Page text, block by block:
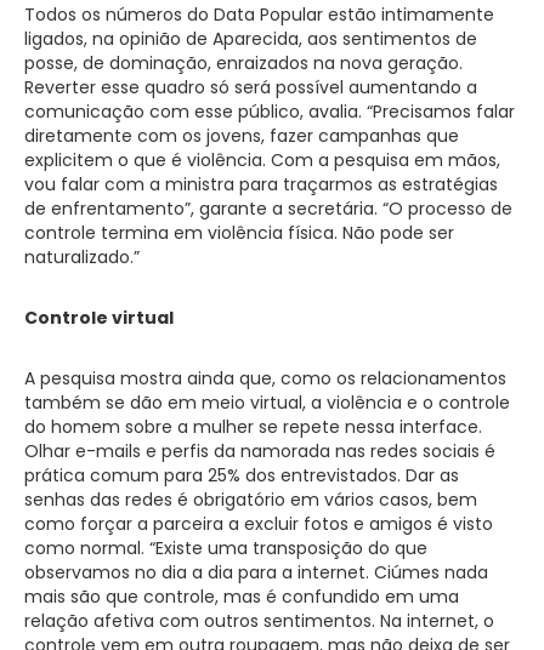
Todos os números do Data Popular estão intimamente
ligados, na opinião de Aparecida, aos sentimentos de
posse, de dominação, enraizados na nova geração.
Reverter esse quadro só será possível aumentando a
comunicação com esse público, avalia. “Precisamos falar
diretamente com os jovens, fazer campanhas que
explicitem o que é violência. Com a pesquisa em mãos,
vou falar com a ministra para traçarmos as estratégias
de enfrentamento”, garante a secretária. “O processo de
controle termina em violência física. Não pode ser
naturalizado.”
Controle virtual
A pesquisa mostra ainda que, como os relacionamentos
também se dão em meio virtual, a violência e o controle
do homem sobre a mulher se repete nessa interface.
Olhar e-mails e perfis da namorada nas redes sociais é
prática comum para 25% dos entrevistados. Dar as
senhas das redes é obrigatório em vários casos, bem
como forçar a parceira a excluir fotos e amigos é visto
como normal. “Existe uma transposição do que
observamos no dia a dia para a internet. Ciúmes nada
mais são que controle, mas é confundido em uma
relação afetiva com outros sentimentos. Na internet, o
controle vem em outra roupagem, mas não deixa de ser